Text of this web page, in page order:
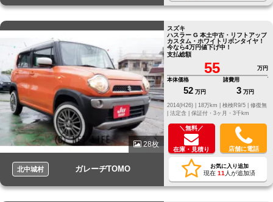
28枚
北中城村 ガレーヂTOMO
スズキ
ハスラー G 本土中古・リフトアップ
カスタム・ホワイトリボンタイヤ！
今なら4万円値下げ中！
支払総額
55
万円
本体価格
52 万円
諸費用
3 万円
修復無
法定含 | 保証付・3ヶ月・3千km
＼無料／
在庫・見積り 店舗に電話
お気に入り追加
現在 11 人が追加済